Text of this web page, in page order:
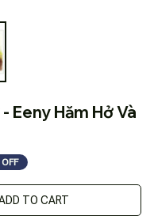
Eeny Hăm Hở Và
TO CART